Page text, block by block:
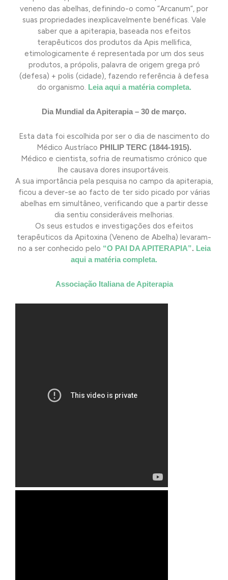
veneno das abelhas, definindo-o como “Arcanum“, por
suas propriedades inexplicavelmente benéficas. Vale
saber que a apiterapia, baseada nos efeitos
terapêuticos dos produtos da Apis mellifica,
etimologicamente é representada por um dos seus
produtos, a própolis, palavra de origem grega pró
(defesa) + polis (cidade), fazendo referência à defesa
do organismo. Leia aqui a matéria completa.
Dia Mundial da Apiterapia – 30 de março.
Esta data foi escolhida por ser o dia de nascimento do
Médico Austríaco PHILIP TERC (1844-1915).
Médico e cientista, sofria de reumatismo crónico que
lhe causava dores insuportáveis.
A sua importância pela pesquisa no campo da apiterapia,
ficou a dever-se ao facto de ter sido picado por várias
abelhas em simultâneo, verificando que a partir desse
dia sentiu consideráveis melhorias.
Os seus estudos e investigações dos efeitos
terapêuticos da Apitoxina (Veneno de Abelha) levaram-
no a ser conhecido pelo “O PAI DA APITERAPIA”. Leia
aqui a matéria completa.
Associação Italiana de Apiterapia